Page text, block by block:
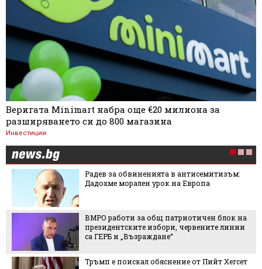
Веригата Minimart набра още €20 милиона за
разширяването си до 800 магазина
Инвестиции
Радев за обвиненията в антисемитизъм:
Дадохме морален урок на Европа
ВМРО работи за общ патриотичен блок на
президентските избори, червените линии
са ГЕРБ и „Възраждане“
Тръмп е поискал обяснение от Пийт Хегсет